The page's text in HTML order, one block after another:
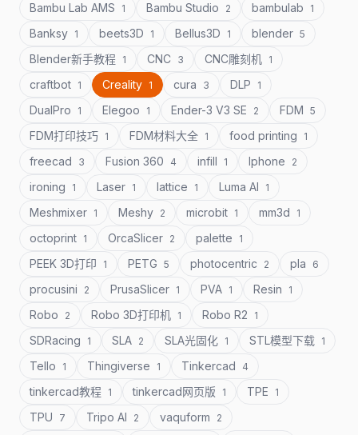
Bambu Lab AMS 1 Bambu Studio 2 bambulab 1
Banksy 1 beets3D 1 Bellus3D 1 blender 5
Blender新手教程 1 CNC 3 CNC雕刻机 1
craftbot 1 Creality 1 cura 3 DLP 1
DualPro 1 Elegoo 1 Ender-3 V3 SE 2 FDM 5
FDM打印技巧 1 FDM材料大全 1 food printing 1
freecad 3 Fusion 360 4 infill 1 Iphone 2
ironing 1 Laser 1 lattice 1 Luma AI 1
Meshmixer 1 Meshy 2 microbit 1 mm3d 1
octoprint 1 OrcaSlicer 2 palette 1
PEEK 3D打印 1 PETG 5 photocentric 2 pla 6
procusini 2 PrusaSlicer 1 PVA 1 Resin 1
Robo 2 Robo 3D打印机 1 Robo R2 1
SDRacing 1 SLA 2 SLA光固化 1 STL模型下载 1
Tello 1 Thingiverse 1 Tinkercad 4
tinkercad教程 1 tinkercad网页版 1 TPE 1
TPU 7 Tripo AI 2 vaquform 2